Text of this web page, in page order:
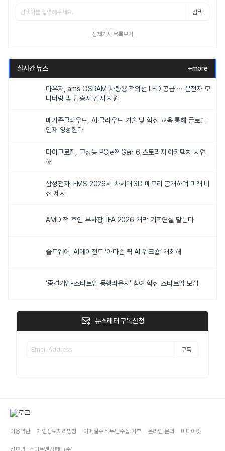
검색
전체기사 목록보기
실시간 뉴스 +more
마우저, ams OSRAM 차량용 적외선 LED 공급 ··· 운전자 모
니터링 및 탑승자 감지 지원
메가존클라우드, AI·클라우드 기술 및 혁신 교육 통해 글로벌
인재 양성한다
마이크로칩, 고성능 PCIe® Gen 6 스토리지 아키텍처 시연
해
삼성전자, FMS 2026서 차세대 3D 메모리 공개하며 미래 비
전 제시
AMD 잭 후인 부사장, IFA 2026 개막 기조연설 맡는다
솔트웨어, AI에이전트 ‘아마존 퀵 AI 워크숍’ 개최해
‘중견기업-스타트업 동행라운지’ 참여 혁신 스타트업 모집
뉴스레터 구독신청
구독
이용약관 개인정보처리방침 이메일주소 무단수집 거부 온라인 문의 미디어킷
상호명 : 스마트앤컴퍼니(주)